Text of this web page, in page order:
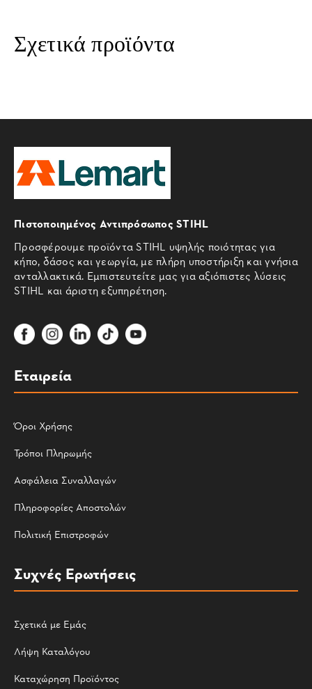
Σχετικά προϊόντα
Πιστοποιημένος Αντιπρόσωπος STIHL
Προσφέρουμε προϊόντα STIHL υψηλής ποιότητας για
κήπο, δάσος και γεωργία, με πλήρη υποστήριξη και γνήσια
ανταλλακτικά. Εμπιστευτείτε μας για αξιόπιστες λύσεις
STIHL και άριστη εξυπηρέτηση.
Εταιρεία
Όροι Χρήσης
Τρόποι Πληρωμής
Ασφάλεια Συναλλαγών
Πληροφορίες Αποστολών
Πολιτική Επιστροφών
Συχνές Ερωτήσεις
Σχετικά με Εμάς
Λήψη Καταλόγου
Καταχώρηση Προϊόντος